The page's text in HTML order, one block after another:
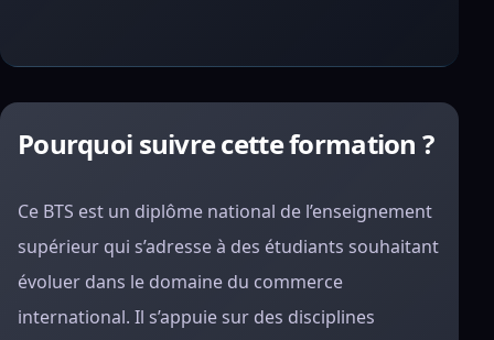
Pourquoi suivre cette formation ?
Ce BTS est un diplôme national de l’enseignement
supérieur qui s’adresse à des étudiants souhaitant
évoluer dans le domaine du commerce
international. Il s’appuie sur des disciplines